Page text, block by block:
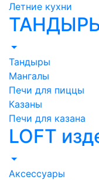
Летние кухни
Тандыры
Мангалы
Печи для пиццы
Казаны
Печи для казана
LOFT
Аксессуары